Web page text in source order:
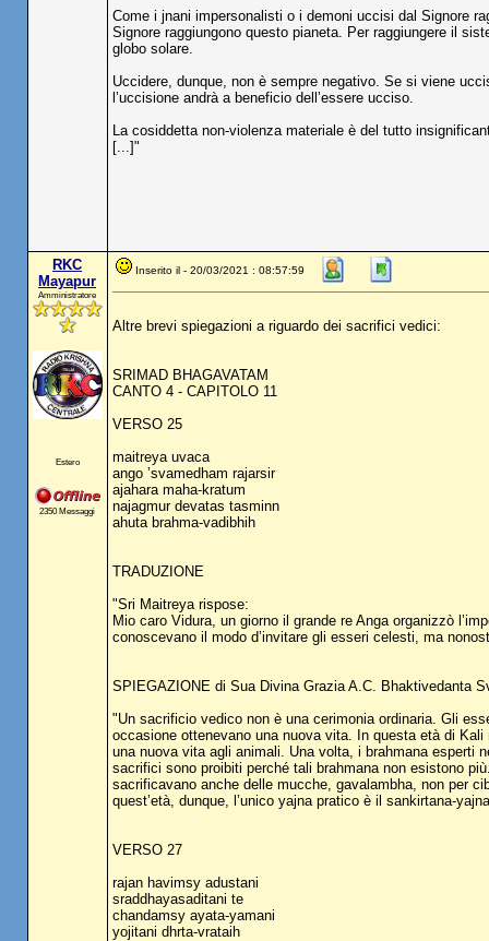
Come i jnani impersonalisti o i demoni uccisi dal Signore
Signore raggiungono questo pianeta. Per raggiungere il
globo solare.
Uccidere, dunque, non è sempre negativo. Se si viene
l’uccisione andrà a beneficio dell’essere ucciso.
La cosiddetta non-violenza materiale è del tutto
[...]"
RKC
Mayapur
Amministratore
Estero
2350 Messaggi
Inserito il - 20/03/2021 : 08:57:59
Altre brevi spiegazioni a riguardo dei sacrifici vedici:
SRIMAD BHAGAVATAM
CANTO 4 - CAPITOLO 11
VERSO 25
maitreya uvaca
ango ’svamedham rajarsir
ajahara maha-kratum
najagmur devatas tasminn
ahuta brahma-vadibhih
TRADUZIONE
"Sri Maitreya rispose:
Mio caro Vidura, un giorno il grande re Anga organizzò
conoscevano il modo d’invitare gli esseri celesti, ma
SPIEGAZIONE di Sua Divina Grazia A.C. Bhaktivedanta
"Un sacrificio vedico non è una cerimonia ordinaria. Gli
occasione ottenevano una nuova vita. In questa età di
una nuova vita agli animali. Una volta, i brahmana esperti
sacrifici sono proibiti perché tali brahmana non esistono
sacrificavano anche delle mucche, gavalambha, non per
quest’età, dunque, l’unico yajna pratico è il sankirtana-
VERSO 27
rajan havimsy adustani
sraddhayasaditani te
chandamsy ayata-yamani
yojitani dhrta-vrataih